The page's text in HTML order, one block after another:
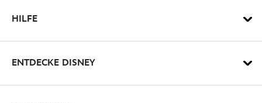
HILFE
ENTDECKE DISNEY